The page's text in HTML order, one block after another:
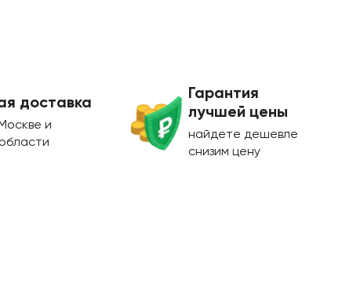
доставка
и
Гарантия
лучшей цены
найдете дешевле
снизим цену